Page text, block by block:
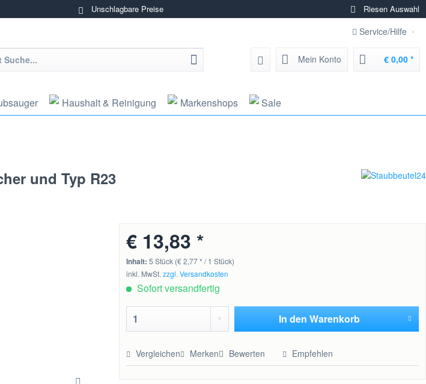
Unschlagbare Preise Riesen Auswahl
Service/Hilfe
Mein Konto € 0,00 *
Haushalt & Reinigung Markenshops Sale
und Typ R23
€ 13,83 *
Inhalt:5 Stück (€ 2,77 * / 1 Stück)
inkl. MwSt.zzgl. Versandkosten
Sofort versandfertig
In den Warenkorb
Vergleichen Merken Bewerten Empfehlen